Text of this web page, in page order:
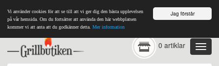
Jag förstår
Vi använder cookies för att se till att vi ger dig den bästa upplevelsen
på vår hemsida. Om du fortsätter att använda den här webbplatsen
kommer vi att anta att du godkänner detta. Mer information
0 artiklar